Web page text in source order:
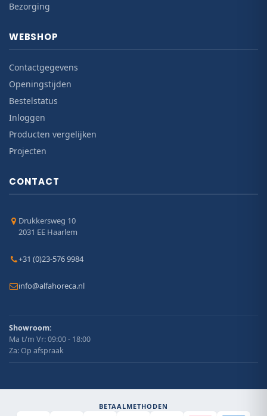
Bezorging
WEBSHOP
Contactgegevens
Openingstijden
Bestelstatus
Inloggen
Producten vergelijken
Projecten
CONTACT
Drukkersweg 10
2031 EE Haarlem
+31 (0)23-576 9984
info@alfahoreca.nl
Showroom:
Ma t/m Vr: 09:00 - 18:00
Za: Op afspraak
BETAALMETHODEN